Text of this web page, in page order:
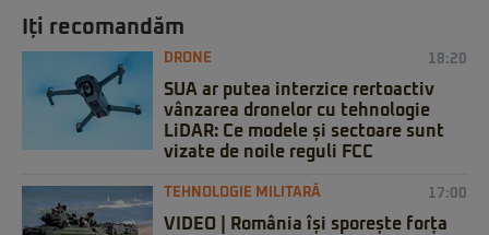
Iți recomandăm
DRONE 18:20
SUA ar putea interzice rertoactiv
vânzarea dronelor cu tehnologie
LiDAR: Ce modele și sectoare sunt
vizate de noile reguli FCC
TEHNOLOGIE MILITARĂ 17:00
VIDEO | România își sporește forța